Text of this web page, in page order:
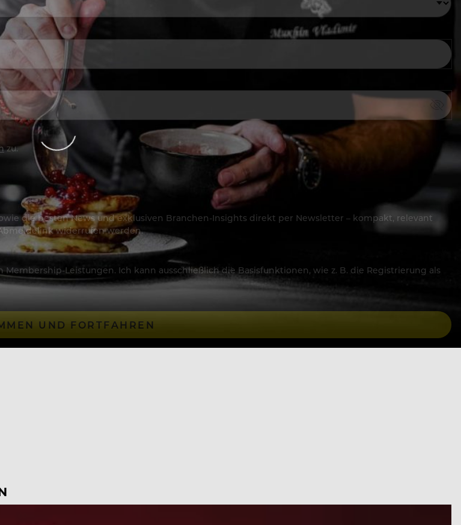
zu.
die besten News und exklusiven Branchen-Insights direkt per Newsletter – kompakt, relevant
widerrufen werden.
Leistungen. Ich kann ausschließlich die Basisfunktionen, wie z. B. die Registrierung als
UND FORTFAHREN